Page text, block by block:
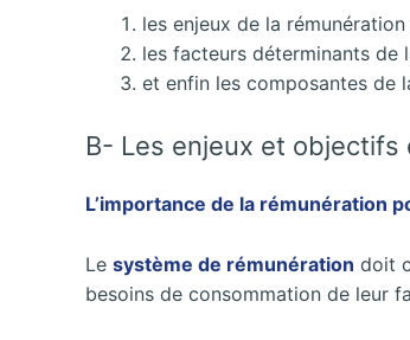
les enjeux de la rémunération
les facteurs déterminants de
et enfin les composantes de
B- Les enjeux et objectifs
L’importance de la rémunération
Le système de rémunération doit
besoins de consommation de leur